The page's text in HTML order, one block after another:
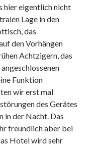
hier eigentlich nicht
Lage in den
das
den Vorhängen
Achtzigern, das
Funktion
wir erst mal
des Gerätes
in der Nacht. Das
freundlich aber bei
Hotel wird sehr